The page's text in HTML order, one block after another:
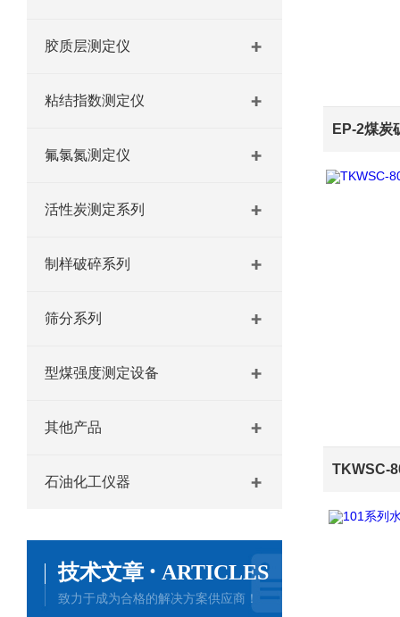
胶质层测定仪
粘结指数测定仪
氟氯氮测定仪
活性炭测定系列
制样破碎系列
筛分系列
型煤强度测定设备
其他产品
石油化工仪器
技术文章 · ARTICLES
致力于成为合格的解决方案供应商！